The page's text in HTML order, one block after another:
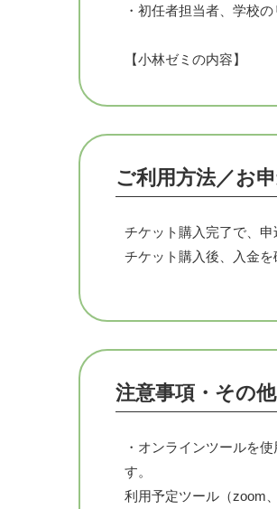
・初任者担当者、学校
【小林ゼミの内容】
●授業の基本スキルと
ーン理論」「担任スキ
https://home.tsuku2.jp/f/
https://youtu.be/
を見つけ出す方法を探求
【内容】
①フリートーク会：ゼ
②ABD会：ゼミ生の読み
③レコロク会：ゼミ生の
ご利用方法／お
チケット購入完了で、申
チケット購入後、入金
注意事項・その他
・オンラインツールを
す。
利用予定ツール（zoom